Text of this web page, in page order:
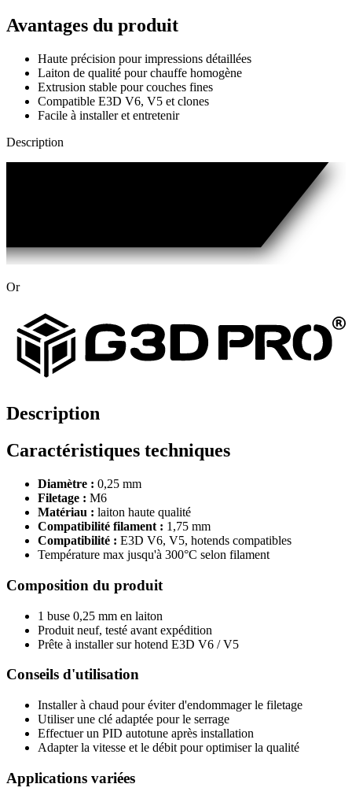
Avantages du produit
Haute précision pour impressions détaillées
Laiton de qualité pour chauffe homogène
Extrusion stable pour couches fines
Compatible E3D V6, V5 et clones
Facile à installer et entretenir
Description
Or
Description
Caractéristiques techniques
Diamètre : 0,25 mm
Filetage : M6
Matériau : laiton haute qualité
Compatibilité filament : 1,75 mm
Compatibilité : E3D V6, V5, hotends compatibles
Température max jusqu'à 300°C selon filament
Composition du produit
1 buse 0,25 mm en laiton
Produit neuf, testé avant expédition
Prête à installer sur hotend E3D V6 / V5
Conseils d'utilisation
Installer à chaud pour éviter d'endommager le filetage
Utiliser une clé adaptée pour le serrage
Effectuer un PID autotune après installation
Adapter la vitesse et le débit pour optimiser la qualité
Applications variées